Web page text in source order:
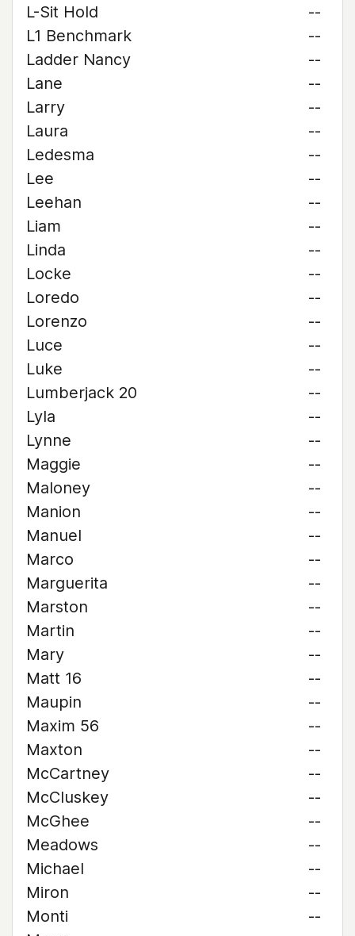
L-Sit Hold
--
L1 Benchmark
--
Ladder Nancy
--
Lane
--
Larry
--
Laura
--
Ledesma
--
Lee
--
Leehan
--
Liam
--
Linda
--
Locke
--
Loredo
--
Lorenzo
--
Luce
--
Luke
--
Lumberjack 20
--
Lyla
--
Lynne
--
Maggie
--
Maloney
--
Manion
--
Manuel
--
Marco
--
Marguerita
--
Marston
--
Martin
--
Mary
--
Matt 16
--
Maupin
--
Maxim 56
--
Maxton
--
McCartney
--
McCluskey
--
McGhee
--
Meadows
--
Michael
--
Miron
--
Monti
--